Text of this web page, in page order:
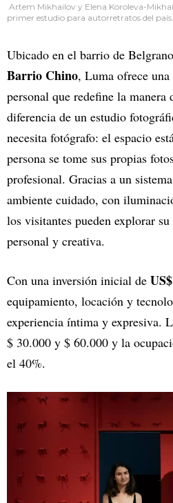
Artem Mikhailov y Elena Koroleva-
primer estudio para autorretratos del país.
Ubicado en el barrio de
Barrio Chino, Luma ofrece
personal que redefine la manera
diferencia de un estudio
necesita fotógrafo: el espacio
persona se tome sus propias
profesional. Gracias a un
ambiente cuidado, con
los visitantes pueden explorar
personal y creativa.
Con una inversión inicial de
equipamiento, locación y
experiencia íntima y expresiva.
$ 30.000 y $ 60.000 y la
el 40%.